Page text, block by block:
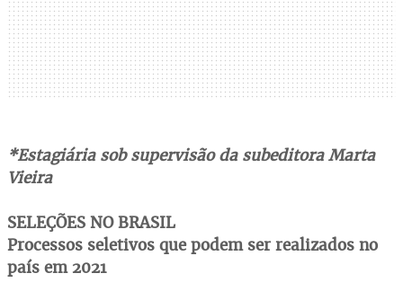
*Estagiária sob supervisão da subeditora Marta
Vieira
SELEÇÕES NO BRASIL
Processos seletivos que podem ser realizados no
país em 2021